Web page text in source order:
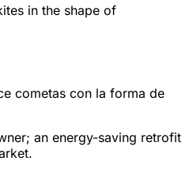
in the shape of
cometas con la forma de
an energy-saving retrofit